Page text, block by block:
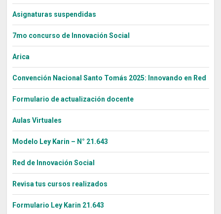
Asignaturas suspendidas
7mo concurso de Innovación Social
Arica
Convención Nacional Santo Tomás 2025: Innovando en Red
Formulario de actualización docente
Aulas Virtuales
Modelo Ley Karin – N° 21.643
Red de Innovación Social
Revisa tus cursos realizados
Formulario Ley Karin 21.643